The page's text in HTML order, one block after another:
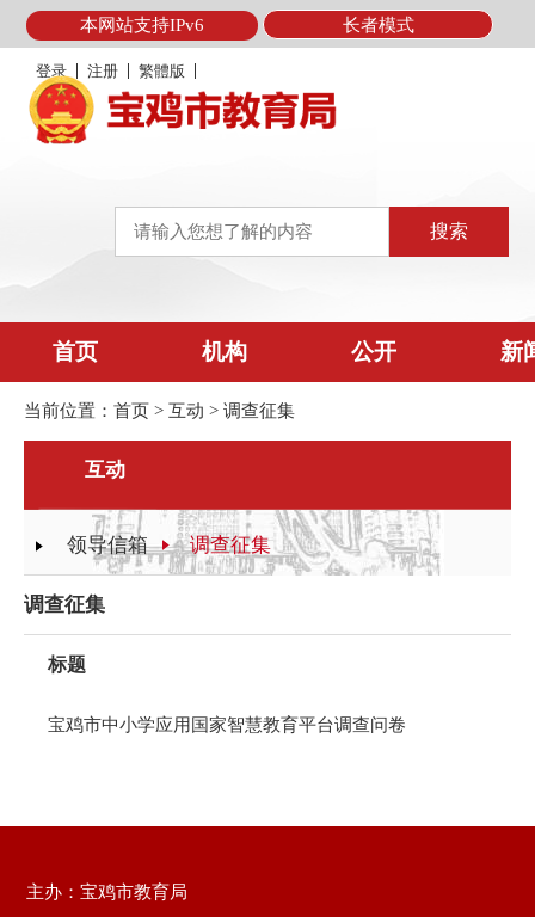
本网站支持IPv6 长者模式
登录 注册 繁體版
首页 机构 公开 新
当前位置： 首页 > 互动 > 调查征集
互动
领导信箱 调查征集
调查征集
标题
宝鸡市中小学应用国家智慧教育平台调查问卷
主办：宝鸡市教育局